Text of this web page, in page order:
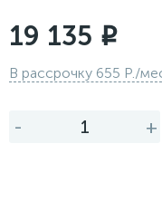
19 135 i
В рассрочку 655 Р./
- +